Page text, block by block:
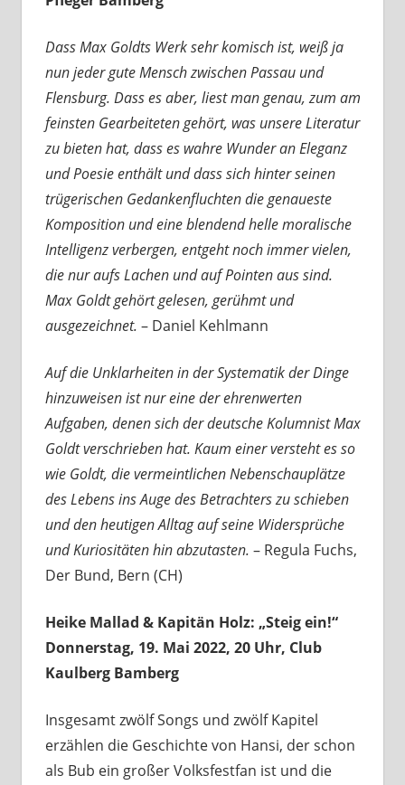
Dass Max Goldts Werk sehr komisch ist, weiß ja
nun jeder gute Mensch zwischen Passau und
Flensburg. Dass es aber, liest man genau, zum am
feinsten Gearbeiteten gehört, was unsere Literatur
zu bieten hat, dass es wahre Wunder an Eleganz
und Poesie enthält und dass sich hinter seinen
trügerischen Gedankenfluchten die genaueste
Komposition und eine blendend helle moralische
Intelligenz verbergen, entgeht noch immer vielen,
die nur aufs Lachen und auf Pointen aus sind.
Max Goldt gehört gelesen, gerühmt und
ausgezeichnet. – Daniel Kehlmann
Auf die Unklarheiten in der Systematik der Dinge
hinzuweisen ist nur eine der ehrenwerten
Aufgaben, denen sich der deutsche Kolumnist Max
Goldt verschrieben hat. Kaum einer versteht es so
wie Goldt, die vermeintlichen Nebenschauplätze
des Lebens ins Auge des Betrachters zu schieben
und den heutigen Alltag auf seine Widersprüche
und Kuriositäten hin abzutasten. – Regula Fuchs,
Der Bund, Bern (CH)
Heike Mallad & Kapitän Holz: „Steig ein!“
Donnerstag, 19. Mai 2022, 20 Uhr, Club
Kaulberg Bamberg
Insgesamt zwölf Songs und zwölf Kapitel
erzählen die Geschichte von Hansi, der schon
als Bub ein großer Volksfestfan ist und die